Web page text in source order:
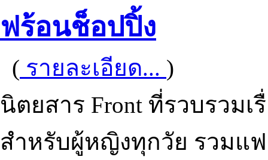
ฟร้อนช็อปปิ้ง
( รายละเอียด... )
นิตยสาร Front ที่รวบรวม
สำหรับผู้หญิงทุกวัย รวมแ